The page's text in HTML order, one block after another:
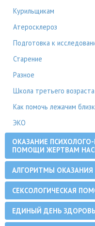
Курильщикам
Атеросклероз
Подготовка к
Старение
Разное
Школа третьего возраста
Как помочь лежачим
ЭКО
ОКАЗАНИЕ
ПОМОЩИ ЖЕРТВАМ
АЛГОРИТМЫ
СЕКСОЛОГИЧЕСКАЯ
ЕДИНЫЙ ДЕНЬ